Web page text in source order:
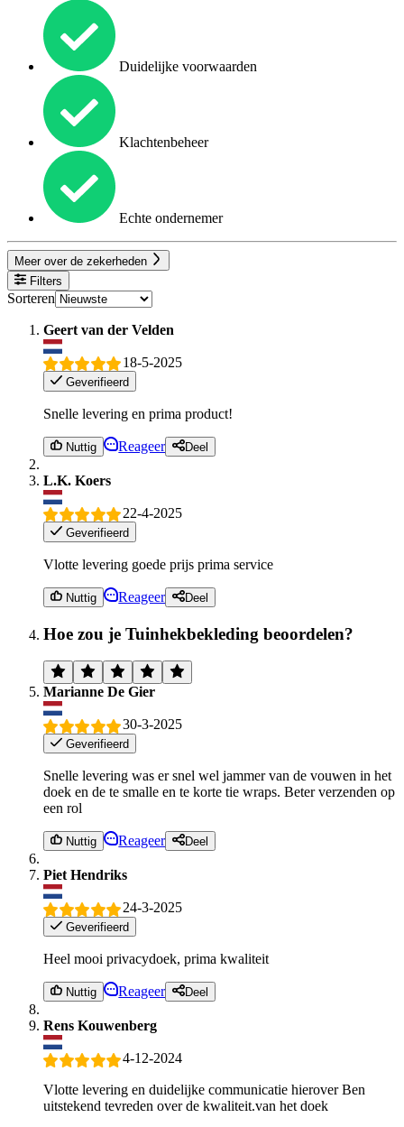
Duidelijke voorwaarden
Klachtenbeheer
Echte ondernemer
Meer over de zekerheden
Filters
Sorteren
Geert van der Velden
18-5-2025
Geverifieerd
Snelle levering en prima product!
Nuttig Reageer Deel
L.K. Koers
22-4-2025
Geverifieerd
Vlotte levering goede prijs prima service
Nuttig Reageer Deel
Hoe zou je Tuinhekbekleding beoordelen?
Marianne De Gier
30-3-2025
Geverifieerd
Snelle levering was er snel wel jammer van de vouwen in het
doek en de te smalle en te korte tie wraps. Beter verzenden op
een rol
Nuttig Reageer Deel
Piet Hendriks
24-3-2025
Geverifieerd
Heel mooi privacydoek, prima kwaliteit
Nuttig Reageer Deel
Rens Kouwenberg
4-12-2024
Vlotte levering en duidelijke communicatie hierover Ben
uitstekend tevreden over de kwaliteit.van het doek